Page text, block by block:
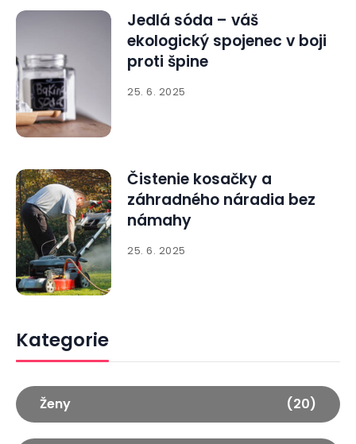
Jedlá sóda – váš
ekologický spojenec v boji
proti špine
25. 6. 2025
Čistenie kosačky a
záhradného náradia bez
námahy
25. 6. 2025
Kategorie
Ženy (20)